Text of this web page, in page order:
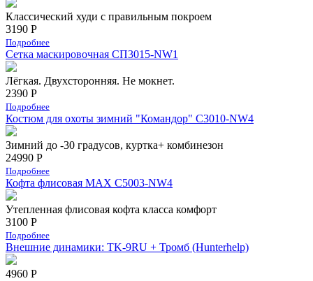
Классический худи с правильным покроем
3190 Р
Подробнее
Сетка маскировочная СП3015-NW1
Лёгкая. Двухсторонняя. Не мокнет.
2390 Р
Подробнее
Костюм для охоты зимний "Командор" С3010-NW4
Зимний до -30 градусов, куртка+ комбинезон
24990 Р
Подробнее
Кофта флисовая MAX C5003-NW4
Утепленная флисовая кофта класса комфорт
3100 Р
Подробнее
Внешние динамики: TK-9RU + Тромб (Hunterhelp)
4960 Р